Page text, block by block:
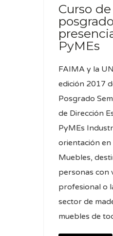
Curso de
PyMEs
FAIMA y la
edición 2017
Posgrado
de Dirección
PyMEs
orientación
Muebles,
personas con
profesional o
sector de
muebles de